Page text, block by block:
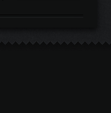
atmo -30- 80°C
ldr moteurtemp